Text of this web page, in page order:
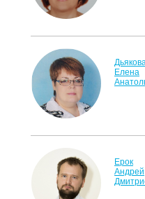
Елена
Ерок
Андрей